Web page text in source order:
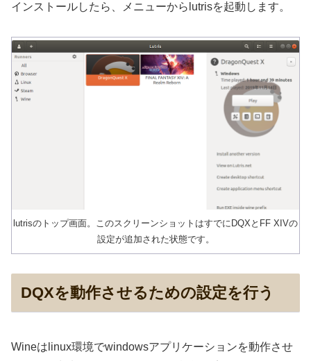
インストールしたら、メニューからlutrisを起動します。
lutrisのトップ画面。このスクリーンショットはすでにDQXとFF XIVの
設定が追加された状態です。
DQXを動作させるための設定を行う
Wineはlinux環境でwindowsアプリケーションを動作させ